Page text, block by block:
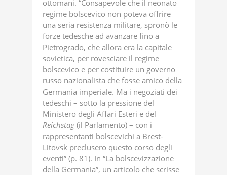
ottomani. “Consapevole che il neonato
regime bolscevico non poteva offrire
una seria resistenza militare, spronò le
forze tedesche ad avanzare fino a
Pietrogrado, che allora era la capitale
sovietica, per rovesciare il regime
bolscevico e per costituire un governo
russo nazionalista che fosse amico della
Germania imperiale. Ma i negoziati dei
tedeschi – sotto la pressione del
Ministero degli Affari Esteri e del
Reichstag (il Parlamento) – con i
rappresentanti bolscevichi a Brest-
Litovsk preclusero questo corso degli
eventi” (p. 81). In “La bolscevizzazione
della Germania”, un articolo che scrisse